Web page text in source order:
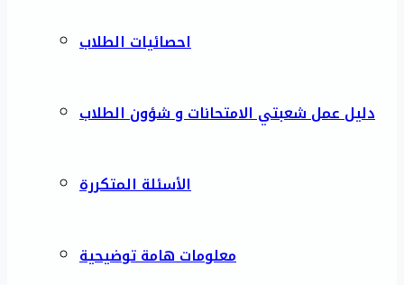
احصائيات الطلاب
دليل عمل شعبتي الامتحانات و شؤون الطلاب
الأسئلة المتكررة
معلومات هامة توضيحية